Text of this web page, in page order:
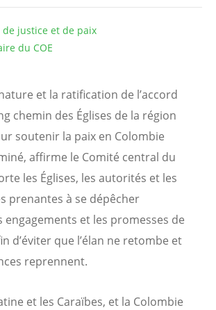
de justice et de paix
du COE
et la ratification de l’accord
chemin des Églises de la région
soutenir la paix en Colombie
affirme le Comité central du
les Églises, les autorités et les
prenantes à se dépêcher
engagements et les promesses de
d’éviter que l’élan ne retombe et
reprennent.
et les Caraïbes, et la Colombie